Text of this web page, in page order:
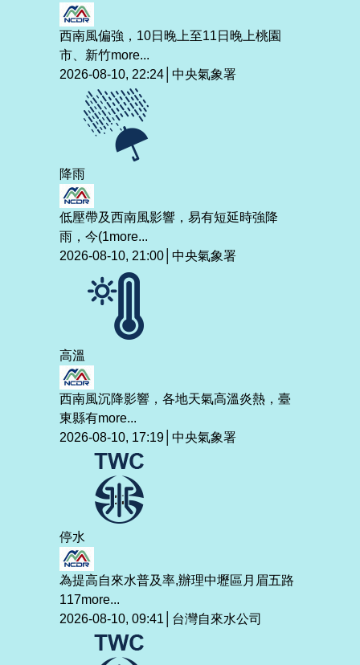
西南風偏強，10日晚上至11日晚上桃園
市、新竹more...
2026-08-10, 22:24│中央氣象署
降雨
低壓帶及西南風影響，易有短延時強降
雨，今(1more...
2026-08-10, 21:00│中央氣象署
高溫
西南風沉降影響，各地天氣高溫炎熱，臺
東縣有more...
2026-08-10, 17:19│中央氣象署
停水
為提高自來水普及率,辦理中壢區月眉五路
117more...
2026-08-10, 09:41│台灣自來水公司